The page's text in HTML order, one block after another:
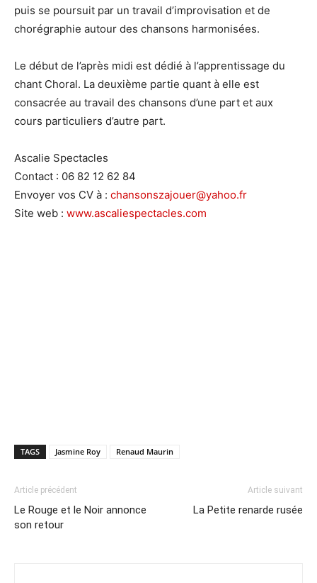
puis se poursuit par un travail d’improvisation et de
chorégraphie autour des chansons harmonisées.
Le début de l’après midi est dédié à l’apprentissage du
chant Choral. La deuxième partie quant à elle est
consacrée au travail des chansons d’une part et aux
cours particuliers d’autre part.
Ascalie Spectacles
Contact : 06 82 12 62 84
Envoyer vos CV à : chansonszajouer@yahoo.fr
Site web : www.ascaliespectacles.com
TAGS Jasmine Roy Renaud Maurin
Article précédent
Le Rouge et le Noir annonce
son retour
Article suivant
La Petite renarde rusée